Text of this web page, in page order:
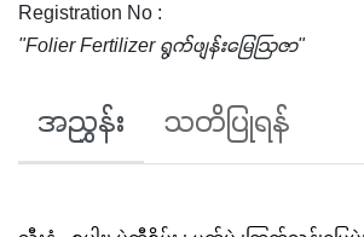
Registration No :
"Folier Fertilizer ရွက်ဖျန်းမြေဩဇာ"
အညွှန်း သတိပြုရန်